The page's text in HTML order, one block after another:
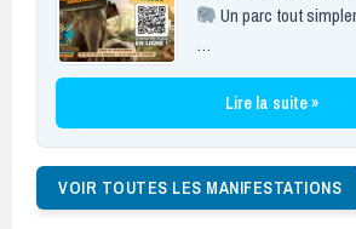
Un parc tout
…
Lire la suite »
VOIR TOUTES LES MANIFESTATIONS